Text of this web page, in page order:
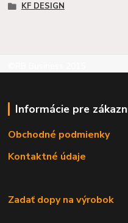
KF DESIGN
Informácie pre
Obchodné podmienky
Kontaktné údaje
Zadať dopy na výrobok